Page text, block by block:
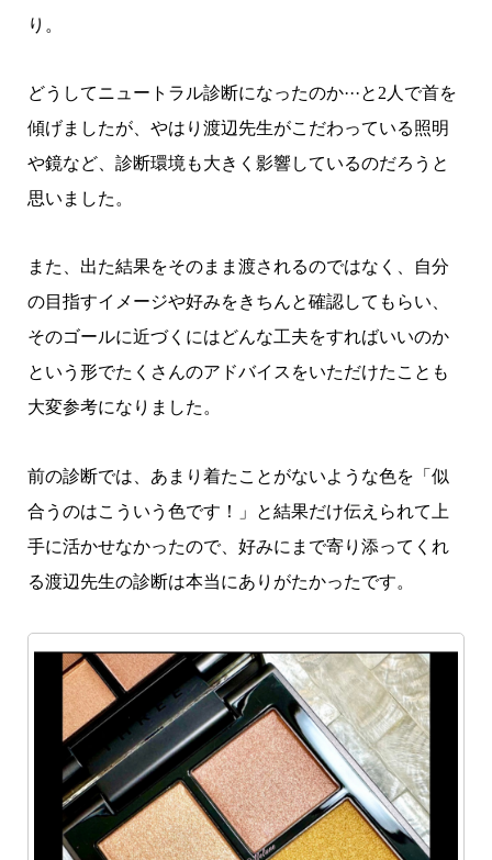
り。
どうしてニュートラル診断になったのか···と2人で首を
傾げましたが、やはり渡辺先生がこだわっている照明
や鏡など、診断環境も大きく影響しているのだろうと
思いました。
また、出た結果をそのまま渡されるのではなく、自分
の目指すイメージや好みをきちんと確認してもらい、
そのゴールに近づくにはどんな工夫をすればいいのか
という形でたくさんのアドバイスをいただけたことも
大変参考になりました。
前の診断では、あまり着たことがないような色を「似
合うのはこういう色です！」と結果だけ伝えられて上
手に活かせなかったので、好みにまで寄り添ってくれ
る渡辺先生の診断は本当にありがたかったです。